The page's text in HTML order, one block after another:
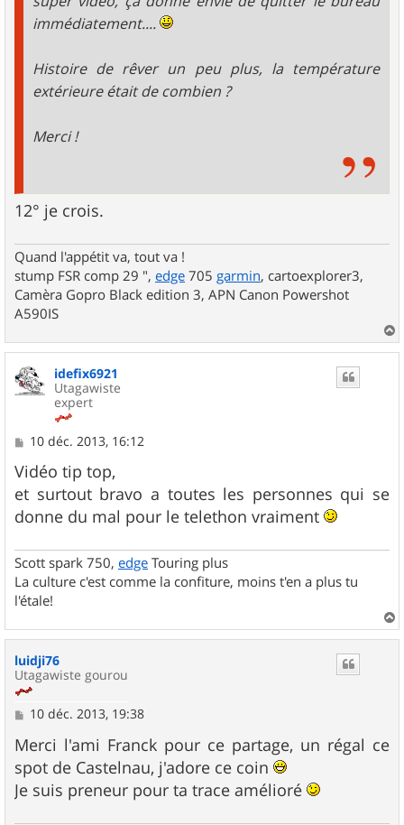
immédiatement....
Histoire de rêver un peu plus, la température
extérieure était de combien ?
Merci !
12° je crois.
Quand l'appétit va, tout va !
stump FSR comp 29 ", edge 705 garmin, cartoexplorer3,
Camèra Gopro Black edition 3, APN Canon Powershot
A590IS
a
idefix6921
Utagawiste
expert
M
s
s
a
g
e
10 déc. 2013, 16:12
Vidéo tip top,
et surtout bravo a toutes les personnes qui se
donne du mal pour le telethon vraiment
Scott spark 750, edge Touring plus
La culture c'est comme la confiture, moins t'en a plus tu
l'étale!
a
luidji76
Utagawiste gourou
M
s
s
a
g
e
10 déc. 2013, 19:38
Merci l'ami Franck pour ce partage, un régal ce
spot de Castelnau, j'adore ce coin
Je suis preneur pour ta trace amélioré